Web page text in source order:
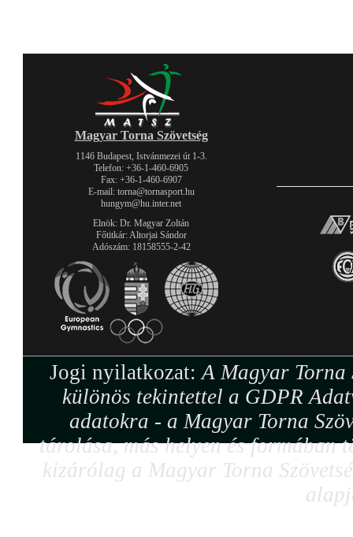
Magyar Torna Szövetség
1146 Budapest, Istvánmezei út 1-3.
Telefon: +36-1-460-6905
Fax: +36-1-460-6907
E-mail: torna@tornasport.hu
hungym@hu.inter.net
Elnök: Dr. Magyar Zoltán
Főtitkár: Altorjai Sándor
Adószám: 18158555-2-42
Jogi nyilatkozat:A Magyar Torna
különös tekintettel a GDPR
adatokra - a Magyar Torna
tárolása, más helyen és formában
kizárólag a Magyar Torna